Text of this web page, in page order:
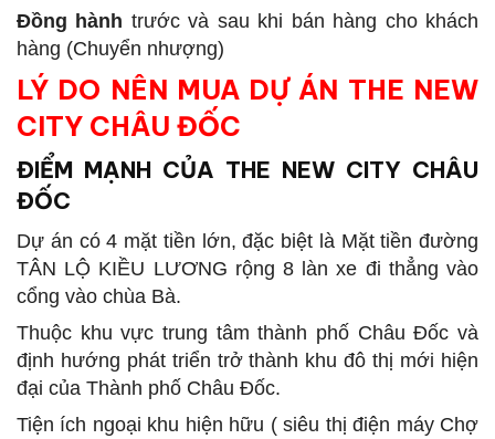
Đồng hành trước và sau khi bán hàng cho khách
hàng (Chuyển nhượng)
LÝ DO NÊN MUA DỰ ÁN THE NEW
CITY CHÂU ĐỐC
ĐIỂM MẠNH CỦA THE NEW CITY CHÂU
ĐỐC
Dự án có 4 mặt tiền lớn, đặc biệt là Mặt tiền đường
TÂN LỘ KIỀU LƯƠNG rộng 8 làn xe đi thẳng vào
cổng vào chùa Bà.
Thuộc khu vực trung tâm thành phố Châu Đốc và
định hướng phát triển trở thành khu đô thị mới hiện
đại của Thành phố Châu Đốc.
Tiện ích ngoại khu hiện hữu ( siêu thị điện máy Chợ